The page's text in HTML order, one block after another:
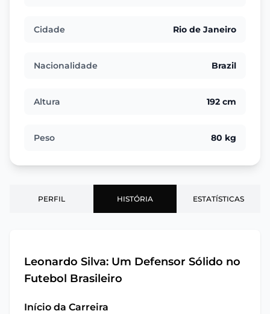
Cidade Rio de Janeiro
Nacionalidade Brazil
Altura 192 cm
Peso 80 kg
PERFIL HISTÓRIA ESTATÍSTICAS
Leonardo Silva: Um Defensor Sólido no
Futebol Brasileiro
Início da Carreira